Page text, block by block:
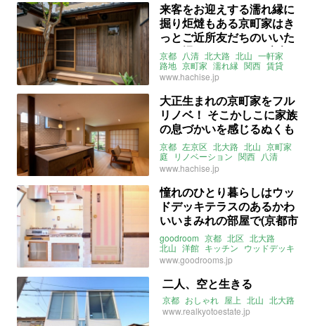
来客をお迎えする濡れ縁に
掘り炬燵もある京町家はき
っとご近所友だちのいいた
まり場になれちゃう (京都
市北区107㎡の賃貸物件)
京都 八清 北大路 北山 一軒家
路地 京町家 濡れ縁 関西 賃貸
www.hachise.jp
大正生まれの京町家をフル
リノベ！ そこかしこに家族
の息づかいを感じるぬくも
りの空間。(京都市左京区
88㎡の賃貸物件)
京都 左京区 北大路 北山 京町家
庭
リノベーション 関西 八清
賃貸
www.hachise.jp
憧れのひとり暮らしはウッ
ドデッキテラスのあるかわ
いいまみれの部屋で(京都市
北区25㎡の賃貸物件)
goodroom 京都 北区 北大路
北山 洋館 キッチン ウッドデッキ
テラス レトロ カントリー
賃貸
www.goodrooms.jp
二人、空と生きる
京都 おしゃれ 屋上 北山 北大路
www.realkyotoestate.jp